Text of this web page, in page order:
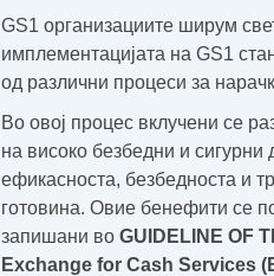
GS1 организациите ширум
имплементацијата на GS1
од различни процеси за
Во овој процес вклучени се
на високо безбедни и сигурни
ефикасноста, безбедноста и
готовина. Овие бенефити се
запишани во GUIDELINE OF
Exchange for Cash Services